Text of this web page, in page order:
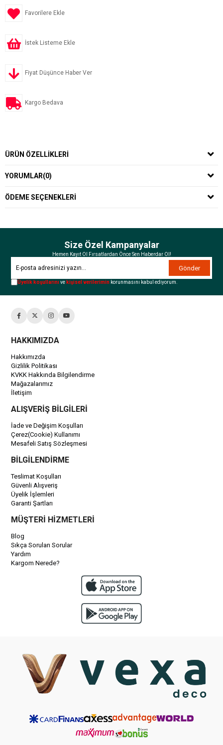
Favorilere Ekle
İstek Listeme Ekle
Fiyat Düşünce Haber Ver
Kargo Bedava
ÜRÜN ÖZELLIKLERI
YORUMLAR(0)
ÖDEME SEÇENEKLERI
Size Özel Kampanyalar
Hemen Kayıt Ol Fırsatlardan Önce Sen Haberdar Ol!
Gönder
Üyelik koşullarınıve kişisel verilerimin korunmasını kabul ediyorum.
HAKKIMIZDA
Hakkımızda
Gizlilik Politikası
KVKK Hakkında Bilgilendirme
Mağazalarımız
İletişim
ALIŞVERİŞ BİLGİLERİ
İade ve Değişim Koşulları
Çerez(Cookie) Kullanımı
Mesafeli Satış Sözleşmesi
BİLGİLENDİRME
Teslimat Koşulları
Güvenli Alışveriş
Üyelik İşlemleri
Garanti Şartları
MÜŞTERİ HİZMETLERİ
Blog
Sıkça Sorulan Sorular
Yardım
Kargom Nerede?